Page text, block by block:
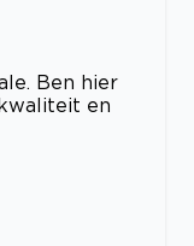
Ben hier
en